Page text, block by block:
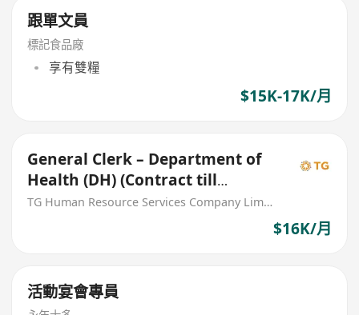
跟單文員
標記食品廠
享有雙糧
$15K-17K/月
General Clerk – Department of
Health (DH) (Contract till
31/12/2026)
TG Human Resource Services Company Limited
$16K/月
活動宴會專員